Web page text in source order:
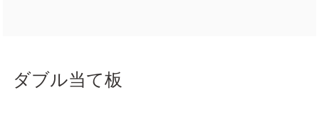
ダブル当て板